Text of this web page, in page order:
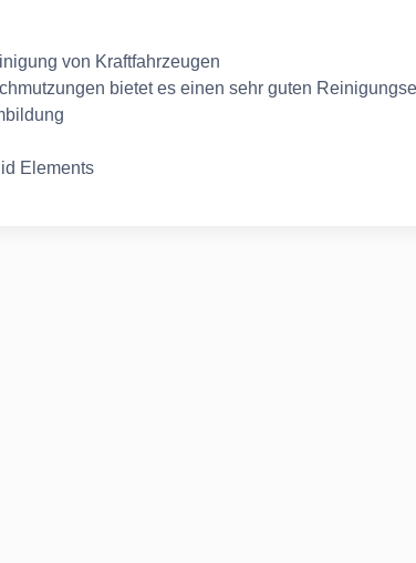
von Kraftfahrzeugen
bietet es einen sehr guten
Elements